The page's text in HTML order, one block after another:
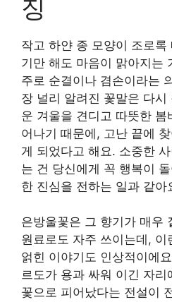
징
작고 하얀 종 모양이 조로록
기만 해도 마음이 맑아지는
주로 순결이나 겸손이라는
장 널리 알려진 꽃말은 다
운 겨울을 견디고 따뜻한 봄
어나기 때문에, 고난 끝에
게 되었다고 해요. 소중한
는 건 당신에게 꼭 행복이
한 진심을 전하는 일과 같아
은방울꽃은 그 향기가 매우
원료로도 자주 쓰이는데, 이
얽힌 이야기도 인상적이에
르도가 용과 싸워 이긴 자
꽃으로 피어났다는 전설이